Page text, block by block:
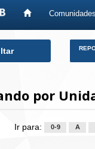
por
Ir para: 0-9 A